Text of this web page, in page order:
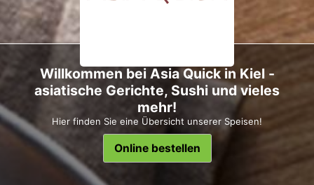
Willkommen bei Asia Quick in Kiel -
asiatische Gerichte, Sushi und vieles
mehr!
Hier finden Sie eine Übersicht unserer Speisen!
Online bestellen